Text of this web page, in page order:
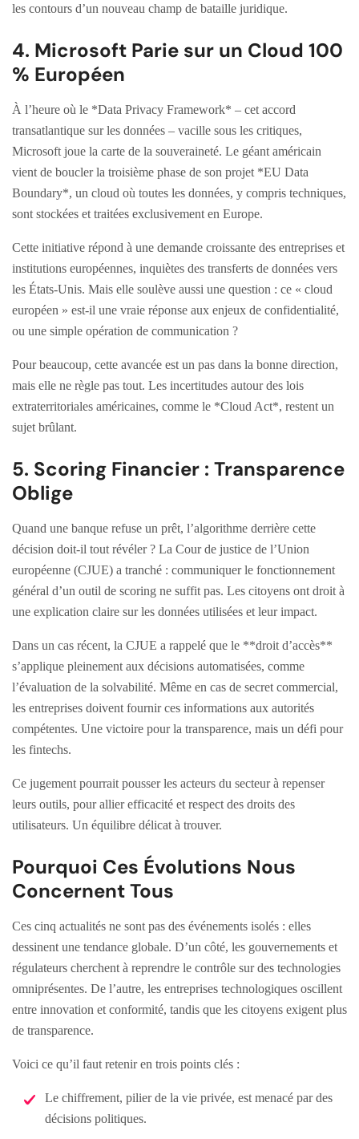
les contours d’un nouveau champ de bataille juridique.
4. Microsoft Parie sur un Cloud 100
% Européen
À l’heure où le *Data Privacy Framework* – cet accord
transatlantique sur les données – vacille sous les critiques,
Microsoft joue la carte de la souveraineté. Le géant américain
vient de boucler la troisième phase de son projet *EU Data
Boundary*, un cloud où toutes les données, y compris techniques,
sont stockées et traitées exclusivement en Europe.
Cette initiative répond à une demande croissante des entreprises et
institutions européennes, inquiètes des transferts de données vers
les États-Unis. Mais elle soulève aussi une question : ce « cloud
européen » est-il une vraie réponse aux enjeux de confidentialité,
ou une simple opération de communication ?
Pour beaucoup, cette avancée est un pas dans la bonne direction,
mais elle ne règle pas tout. Les incertitudes autour des lois
extraterritoriales américaines, comme le *Cloud Act*, restent un
sujet brûlant.
5. Scoring Financier : Transparence
Oblige
Quand une banque refuse un prêt, l’algorithme derrière cette
décision doit-il tout révéler ? La Cour de justice de l’Union
européenne (CJUE) a tranché : communiquer le fonctionnement
général d’un outil de scoring ne suffit pas. Les citoyens ont droit à
une explication claire sur les données utilisées et leur impact.
Dans un cas récent, la CJUE a rappelé que le **droit d’accès**
s’applique pleinement aux décisions automatisées, comme
l’évaluation de la solvabilité. Même en cas de secret commercial,
les entreprises doivent fournir ces informations aux autorités
compétentes. Une victoire pour la transparence, mais un défi pour
les fintechs.
Ce jugement pourrait pousser les acteurs du secteur à repenser
leurs outils, pour allier efficacité et respect des droits des
utilisateurs. Un équilibre délicat à trouver.
Pourquoi Ces Évolutions Nous
Concernent Tous
Ces cinq actualités ne sont pas des événements isolés : elles
dessinent une tendance globale. D’un côté, les gouvernements et
régulateurs cherchent à reprendre le contrôle sur des technologies
omniprésentes. De l’autre, les entreprises technologiques oscillent
entre innovation et conformité, tandis que les citoyens exigent plus
de transparence.
Voici ce qu’il faut retenir en trois points clés :
Le chiffrement, pilier de la vie privée, est menacé par des
décisions politiques.